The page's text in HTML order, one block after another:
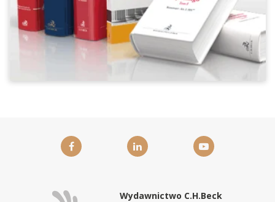
Wydawnictwo C.H.Beck